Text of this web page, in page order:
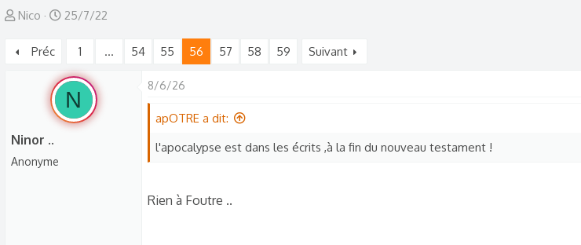
A
t
d
Nico
D
e
d
e
d
25/7/22
Préc 1 … 54 55 56 57 58 59 Suivant
N
Ninor ..
Anonyme
8/6/26
apOTRE a dit:
l'apocalypse est dans les écrits ,à la fin du nouveau testament !
Rien à Foutre ..